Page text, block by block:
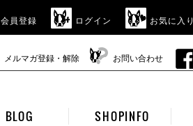
会員登録 ログイン お気に入り
メルマガ登録・解除 お問い合わせ
BLOG SHOPINFO